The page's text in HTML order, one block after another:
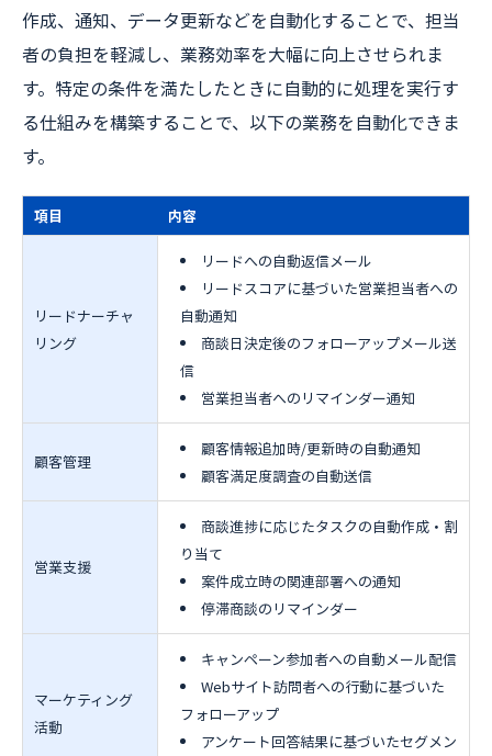
作成、通知、データ更新などを自動化することで、担当
者の負担を軽減し、業務効率を大幅に向上させられま
す。特定の条件を満たしたときに自動的に処理を実行す
る仕組みを構築することで、以下の業務を自動化できま
す。
項目 内容
リードナーチャ
リング
リードへの自動返信メール
リードスコアに基づいた営業担当者への
自動通知
商談日決定後のフォローアップメール送
信
営業担当者へのリマインダー通知
顧客管理
顧客情報追加時/更新時の自動通知
顧客満足度調査の自動送信
営業支援
商談進捗に応じたタスクの自動作成・割
り当て
案件成立時の関連部署への通知
停滞商談のリマインダー
マーケティング
活動
キャンペーン参加者への自動メール配信
Webサイト訪問者への行動に基づいた
フォローアップ
アンケート回答結果に基づいたセグメン